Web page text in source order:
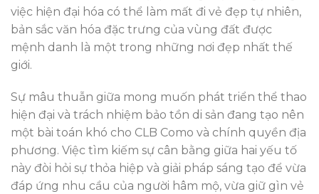
việc hiện đại hóa có thể làm mất đi vẻ đẹp tự nhiên,
bản sắc văn hóa đặc trưng của vùng đất được
mệnh danh là một trong những nơi đẹp nhất thế
giới.
Sự mâu thuẫn giữa mong muốn phát triển thể thao
hiện đại và trách nhiệm bảo tồn di sản đang tạo nên
một bài toán khó cho CLB Como và chính quyền địa
phương. Việc tìm kiếm sự cân bằng giữa hai yếu tố
này đòi hỏi sự thỏa hiệp và giải pháp sáng tạo để vừa
đáp ứng nhu cầu của người hâm mộ, vừa giữ gìn vẻ